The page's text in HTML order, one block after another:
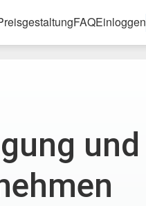
FAQEinloggen
und